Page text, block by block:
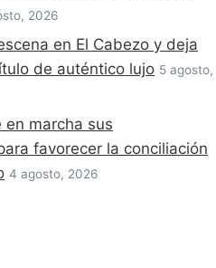
2026
en El Cabezo y deja
de auténtico lujo 5 agosto,
en marcha sus
favorecer la conciliación
4 agosto, 2026